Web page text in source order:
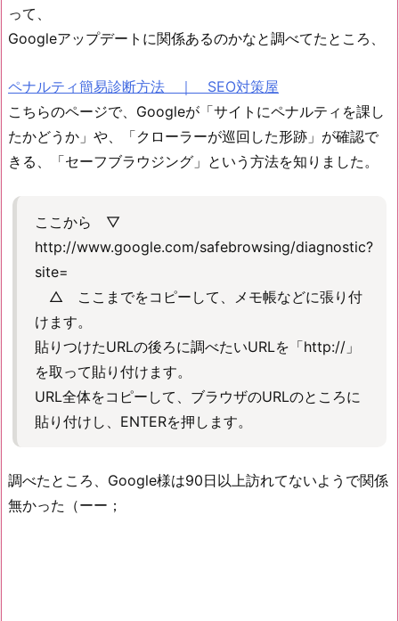
って、
Googleアップデートに関係あるのかなと調べてたところ、
ペナルティ簡易診断方法 ｜ SEO対策屋
こちらのページで、Googleが「サイトにペナルティを課し
たかどうか」や、「クローラーが巡回した形跡」が確認で
きる、「セーフブラウジング」という方法を知りました。
ここから ▽
http://www.google.com/safebrowsing/diagnostic?
site=
△ ここまでをコピーして、メモ帳などに張り付
けます。
貼りつけたURLの後ろに調べたいURLを「http://」
を取って貼り付けます。
URL全体をコピーして、ブラウザのURLのところに
貼り付けし、ENTERを押します。
調べたところ、Google様は90日以上訪れてないようで関係
無かった（ーー；